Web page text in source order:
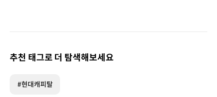
추천 태그로 더 탐색해보세요
#현대캐피탈